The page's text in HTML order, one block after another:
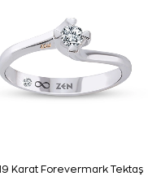
Karat Forevermark Tektaş